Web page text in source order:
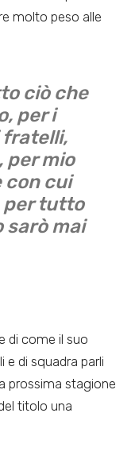
molto peso alle
ciò che
per i
fratelli,
per mio
con cui
per tutto
sarò mai
di come il suo
e di squadra parli
prossima stagione
titolo una